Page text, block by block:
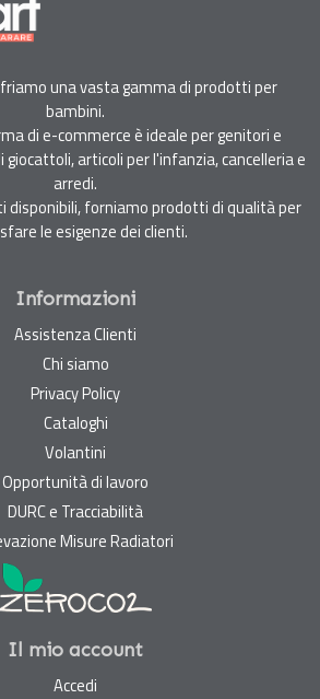
una vasta gamma di prodotti per
bambini.
di e-commerce è ideale per genitori e
giocattoli, articoli per l'infanzia, cancelleria e
arredi.
disponibili, forniamo prodotti di qualità per
le esigenze dei clienti.
Informazioni
Assistenza Clienti
Chi siamo
Privacy Policy
Cataloghi
Volantini
Opportunità di lavoro
DURC e Tracciabilità
Misure Radiatori
Il mio account
Accedi